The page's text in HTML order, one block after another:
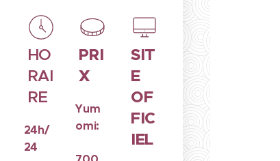
HO
RAI
RE
24h/
24
PRI
X
Yum
omi:
SIT
E
OF
FIC
IEL